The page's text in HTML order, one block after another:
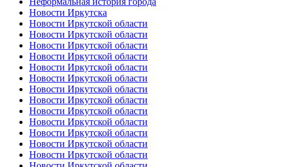
Новости Иркутска
Новости Иркутской области
Новости Иркутской области
Новости Иркутской области
Новости Иркутской области
Новости Иркутской области
Новости Иркутской области
Новости Иркутской области
Новости Иркутской области
Новости Иркутской области
Новости Иркутской области
Новости Иркутской области
Новости Иркутской области
Новости Иркутской области